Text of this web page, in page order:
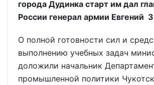
города Дудинка старт им дал
России генерал армии Евгений
О полной готовности сил и
выполнению учебных задач
доложили начальник
промышленной политики